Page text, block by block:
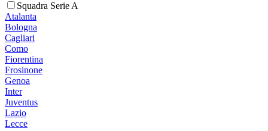
Squadra Serie A
Atalanta
Bologna
Cagliari
Como
Fiorentina
Frosinone
Genoa
Inter
Juventus
Lazio
Lecce